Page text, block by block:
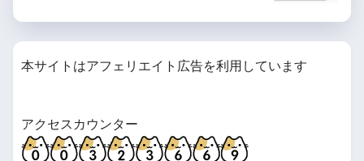
本サイトはアフェリエイト広告を利用しています
アクセスカウンター